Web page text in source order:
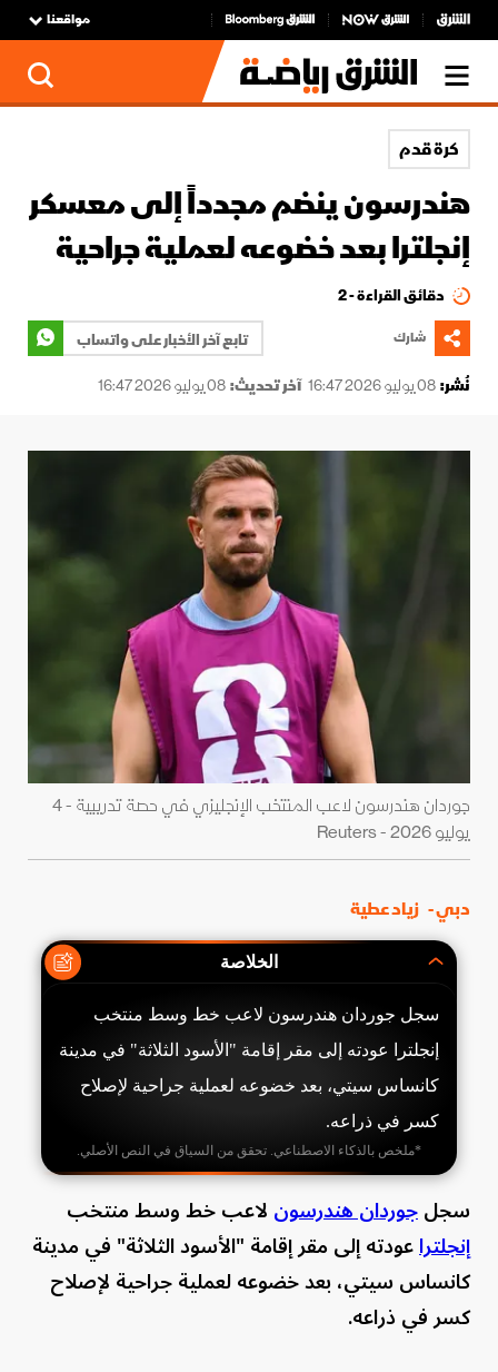
مواقعنا
كرة قدم
هندرسون ينضم مجدداً إلى معسكر
إنجلترا بعد خضوعه لعملية جراحية
دقائق القراءة - 2
شارك
تابع آخر الأخبار على واتساب
نُشر:08 يوليو 2026 16:47 آخر تحديث:08 يوليو 2026 16:47
جوردان هندرسون لاعب المنتخب الإنجليزي في حصة تدريبية - 4
يوليو 2026 - Reuters
دبي - زياد عطية
الخلاصة
سجل جوردان هندرسون لاعب خط وسط منتخب
إنجلترا عودته إلى مقر إقامة "الأسود الثلاثة" في مدينة
كانساس سيتي، بعد خضوعه لعملية جراحية لإصلاح
كسر في ذراعه.
*ملخص بالذكاء الاصطناعي. تحقق من السياق في النص الأصلي.
سجلجوردان هندرسونلاعب خط وسط منتخب
إنجلتراعودته إلى مقر إقامة "الأسود الثلاثة" في مدينة
كانساس سيتي، بعد خضوعه لعملية جراحية لإصلاح
كسر في ذراعه.